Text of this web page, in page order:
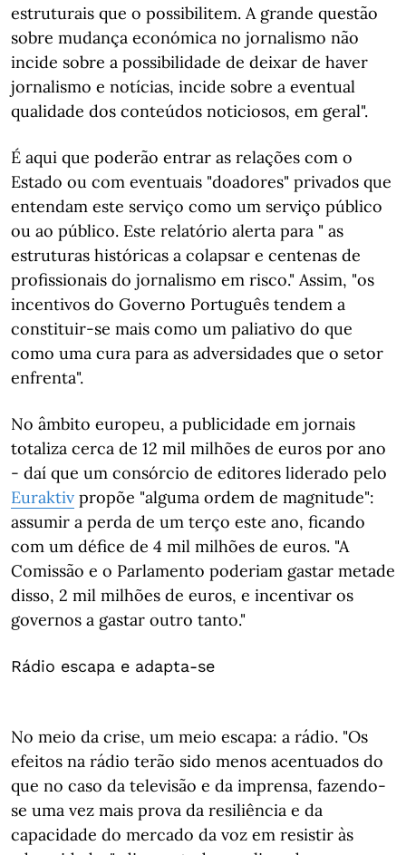
estruturais que o possibilitem. A grande questão
sobre mudança económica no jornalismo não
incide sobre a possibilidade de deixar de haver
jornalismo e notícias, incide sobre a eventual
qualidade dos conteúdos noticiosos, em geral".
É aqui que poderão entrar as relações com o
Estado ou com eventuais "doadores" privados que
entendam este serviço como um serviço público
ou ao público. Este relatório alerta para " as
estruturas históricas a colapsar e centenas de
profissionais do jornalismo em risco." Assim, "os
incentivos do Governo Português tendem a
constituir-se mais como um paliativo do que
como uma cura para as adversidades que o setor
enfrenta".
No âmbito europeu, a publicidade em jornais
totaliza cerca de 12 mil milhões de euros por ano
- daí que um consórcio de editores liderado pelo
Euraktiv propõe "alguma ordem de magnitude":
assumir a perda de um terço este ano, ficando
com um défice de 4 mil milhões de euros. "A
Comissão e o Parlamento poderiam gastar metade
disso, 2 mil milhões de euros, e incentivar os
governos a gastar outro tanto."
Rádio escapa e adapta-se
No meio da crise, um meio escapa: a rádio. "Os
efeitos na rádio terão sido menos acentuados do
que no caso da televisão e da imprensa, fazendo-
se uma vez mais prova da resiliência e da
capacidade do mercado da voz em resistir às